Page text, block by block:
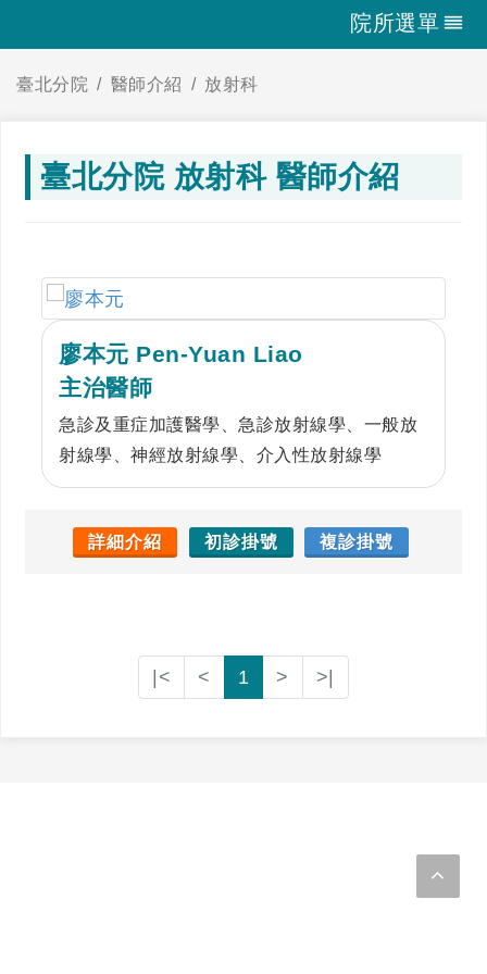
院所選單
臺北分院 醫師介紹 放射科
臺北分院 放射科 醫師介紹
廖本元 Pen-Yuan Liao
主治醫師
急診及重症加護醫學、急診放射線學、一般放
射線學、神經放射線學、介入性放射線學
詳細介紹 初診掛號 複診掛號
|< < 1 > >|